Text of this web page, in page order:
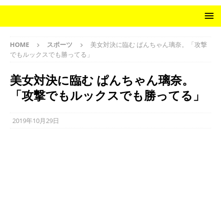
HOME スポーツ
美女対決に臨む ぱんちゃん璃奈。「攻撃
でもルックスでも勝ってる」
美女対決に臨む ぱんちゃん璃奈。
「攻撃でもルックスでも勝ってる」
2019年10月29日